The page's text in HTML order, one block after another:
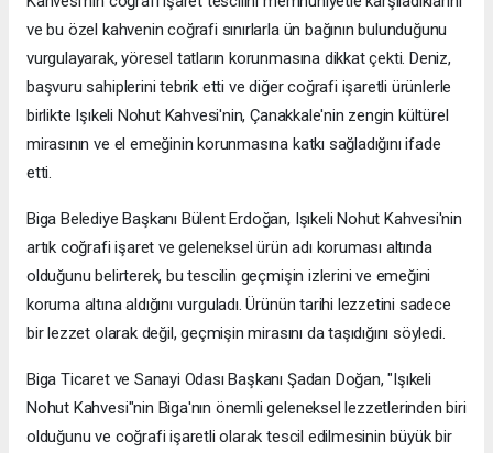
ve bu özel kahvenin coğrafi sınırlarla ün bağının bulunduğunu
vurgulayarak, yöresel tatların korunmasına dikkat çekti. Deniz,
başvuru sahiplerini tebrik etti ve diğer coğrafi işaretli ürünlerle
birlikte Işıkeli Nohut Kahvesi'nin, Çanakkale'nin zengin kültürel
mirasının ve el emeğinin korunmasına katkı sağladığını ifade
etti.
Biga Belediye Başkanı Bülent Erdoğan, Işıkeli Nohut Kahvesi'nin
artık coğrafi işaret ve geleneksel ürün adı koruması altında
olduğunu belirterek, bu tescilin geçmişin izlerini ve emeğini
koruma altına aldığını vurguladı. Ürünün tarihi lezzetini sadece
bir lezzet olarak değil, geçmişin mirasını da taşıdığını söyledi.
Biga Ticaret ve Sanayi Odası Başkanı Şadan Doğan, "Işıkeli
Nohut Kahvesi"nin Biga'nın önemli geleneksel lezzetlerinden biri
olduğunu ve coğrafi işaretli olarak tescil edilmesinin büyük bir